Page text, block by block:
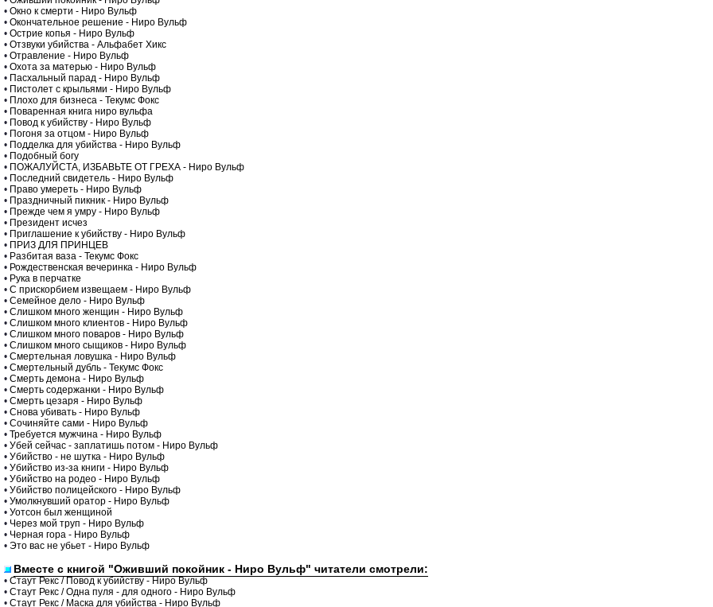
• Окно к смерти - Ниро Вульф
• Окончательное решение - Ниро Вульф
• Острие копья - Ниро Вульф
• Отзвуки убийства - Альфабет Хикс
• Отравление - Ниро Вульф
• Охота за матерью - Ниро Вульф
• Пасхальный парад - Ниро Вульф
• Пистолет с крыльями - Ниро Вульф
• Плохо для бизнеса - Текумс Фокс
• Поваренная книга ниро вульфа
• Повод к убийству - Ниро Вульф
• Погоня за отцом - Ниро Вульф
• Подделка для убийства - Ниро Вульф
• Подобный богу
• ПОЖАЛУЙСТА, ИЗБАВЬТЕ ОТ ГРЕХА - Ниро Вульф
• Последний свидетель - Ниро Вульф
• Право умереть - Ниро Вульф
• Праздничный пикник - Ниро Вульф
• Прежде чем я умру - Ниро Вульф
• Президент исчез
• Приглашение к убийству - Ниро Вульф
• ПРИЗ ДЛЯ ПРИНЦЕВ
• Разбитая ваза - Текумс Фокс
• Рождественская вечеринка - Ниро Вульф
• Рука в перчатке
• С прискорбием извещаем - Ниро Вульф
• Семейное дело - Ниро Вульф
• Слишком много женщин - Ниро Вульф
• Слишком много клиентов - Ниро Вульф
• Слишком много поваров - Ниро Вульф
• Слишком много сыщиков - Ниро Вульф
• Смертельная ловушка - Ниро Вульф
• Смертельный дубль - Текумс Фокс
• Смерть демона - Ниро Вульф
• Смерть содержанки - Ниро Вульф
• Смерть цезаря - Ниро Вульф
• Снова убивать - Ниро Вульф
• Сочиняйте сами - Ниро Вульф
• Требуется мужчина - Ниро Вульф
• Убей сейчас - заплатишь потом - Ниро Вульф
• Убийство - не шутка - Ниро Вульф
• Убийство из-за книги - Ниро Вульф
• Убийство на родео - Ниро Вульф
• Убийство полицейского - Ниро Вульф
• Умолкнувший оратор - Ниро Вульф
• Уотсон был женщиной
• Через мой труп - Ниро Вульф
• Черная гора - Ниро Вульф
• Это вас не убьет - Ниро Вульф
Вместе с книгой "Оживший покойник - Ниро Вульф" читатели смотрели:
• Стаут Рекс / Повод к убийству - Ниро Вульф
• Стаут Рекс / Одна пуля - для одного - Ниро Вульф
• Стаут Рекс / Маска для убийства - Ниро Вульф